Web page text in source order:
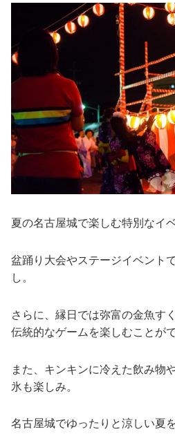
夏の名古屋城で楽しむ特別なイ
盆踊り大会やステージイベント
し。
さらに、縁日では弥富の金魚す
伝統的なゲームを楽しむことが
また、キンキンに冷えた飲み物
氷も楽しみ。
名古屋城でゆったりと涼しい夏